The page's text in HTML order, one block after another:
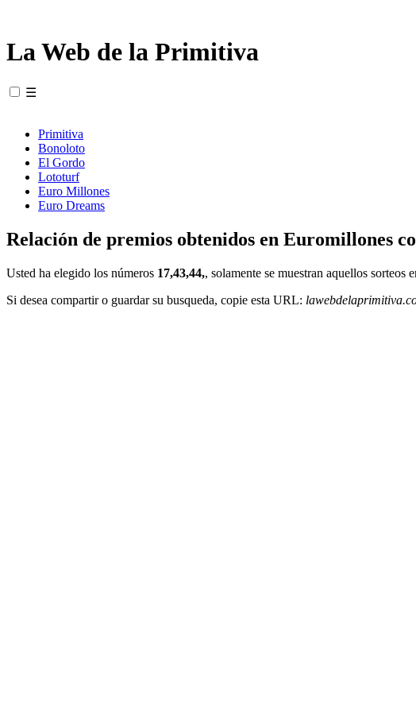
La Web de la Primitiva
☰
Primitiva
Bonoloto
El Gordo
Lototurf
Euro Millones
Euro Dreams
Relación de premios obtenidos en Euromillones
Usted ha elegido los números 17,43,44,, solamente se muestran aquellos sorteos
Si desea compartir o guardar su busqueda, copie esta URL: